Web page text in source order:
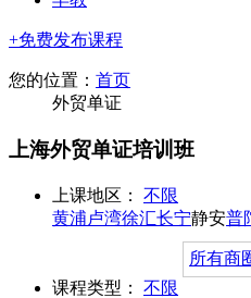
+免费发布课程
您的位置： 首页
外贸单证
上海外贸单证培训班
上课地区：
不限
黄浦卢湾徐汇长宁静安普
所有商
课程类型：
不限